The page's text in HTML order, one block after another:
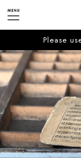
Please